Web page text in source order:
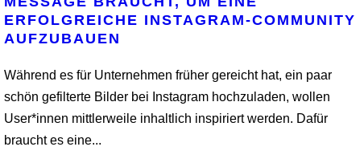
ERFOLGREICHE INSTAGRAM-COMMUNITY
AUFZUBAUEN
Während es für Unternehmen früher gereicht hat, ein paar
schön gefilterte Bilder bei Instagram hochzuladen, wollen
User*innen mittlerweile inhaltlich inspiriert werden. Dafür
braucht es eine...